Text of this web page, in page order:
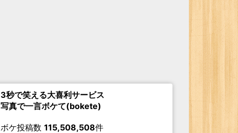
3秒で笑える大喜利サービス
写真で一言ボケて(bokete)
ボケ投稿数 115,508,508件